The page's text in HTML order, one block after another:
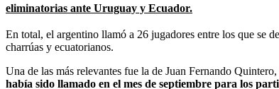
eliminatorias ante Uruguay y Ecuador.
En total, el argentino llamó a 26 jugadores entre los que se
charrúas y ecuatorianos.
Una de las más relevantes fue la de Juan Fernando
había sido llamado en el mes de septiembre para los